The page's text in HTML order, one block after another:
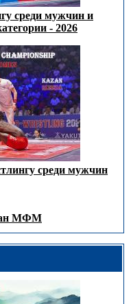
среди мужчин и
- 2026
среди мужчин
МФМ